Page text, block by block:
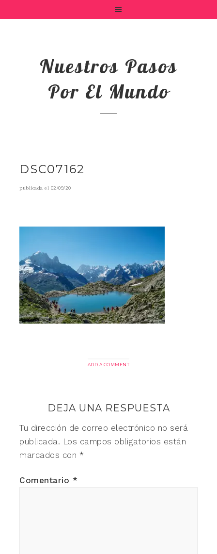
Nuestros Pasos
Por El Mundo
DSC07162
publicada el 02/09/20
ADD A COMMENT
DEJA UNA RESPUESTA
Tu dirección de correo electrónico no será
publicada. Los campos obligatorios están
marcados con *
Comentario *